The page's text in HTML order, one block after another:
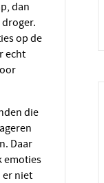
dan
op de
echt
Daar
emoties
er niet